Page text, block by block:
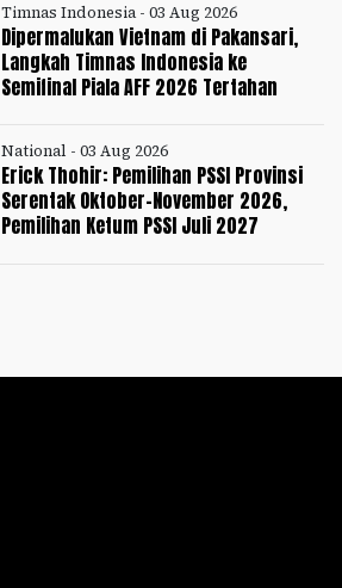
Timnas Indonesia - 03 Aug 2026
Dipermalukan Vietnam di Pakansari,
Langkah Timnas Indonesia ke
Semifinal Piala AFF 2026 Tertahan
National - 03 Aug 2026
Erick Thohir: Pemilihan PSSI Provinsi
Serentak Oktober-November 2026,
Pemilihan Ketum PSSI Juli 2027